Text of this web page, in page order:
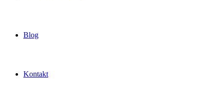
Blog
Kontakt